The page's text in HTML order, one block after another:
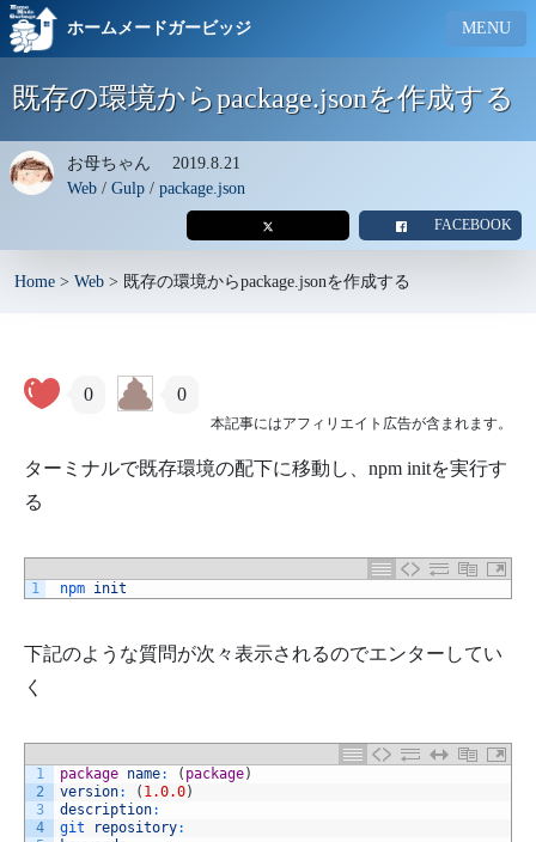
ホームメードガービッジ MENU
既存の環境からpackage.jsonを作成する
お母ちゃん 2019.8.21
Web / Gulp / package.json
FACEBOOK
Home > Web > 既存の環境からpackage.jsonを作成する
本記事にはアフィリエイト広告が含まれます。
0 0
ターミナルで既存環境の配下に移動し、npm initを実行す
る
1 npm init
下記のような質問が次々表示されるのでエンターしてい
く
1
2
3
4
package name: ( package)
version: ( 1.0.0)
description:
git
repository: